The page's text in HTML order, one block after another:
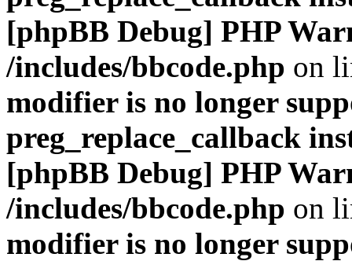
[phpBB Debug] PHP
/includes/bbcode.php on
modifier is no longer
preg_replace_callback
[phpBB Debug] PHP
/includes/bbcode.php on
modifier is no longer